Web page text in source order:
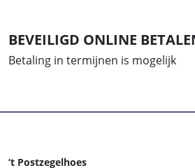
BEVEILIGD ONLINE
Betaling in termijnen is mogelijk
‘t Postzegelhoes